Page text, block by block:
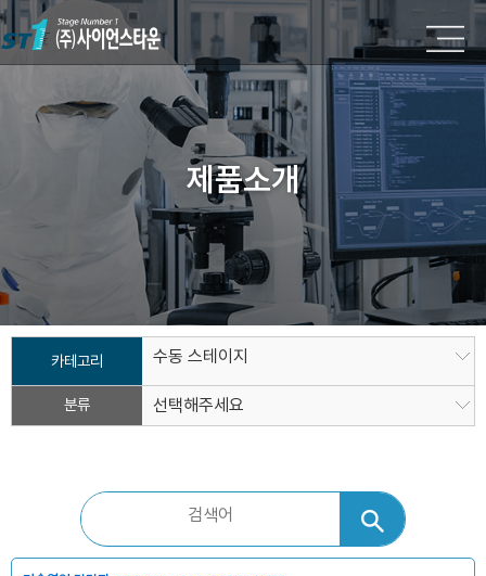
제품소개
카테고리 수동 스테이지
분류 선택해주세요